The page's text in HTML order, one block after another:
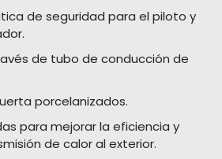
de seguridad para el piloto y
de tubo de conducción de
porcelanizados.
para mejorar la eficiencia y
de calor al exterior.